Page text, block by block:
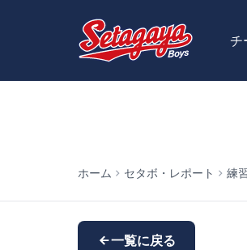
チ
ホーム セタボ・レポート 練
一覧に戻る